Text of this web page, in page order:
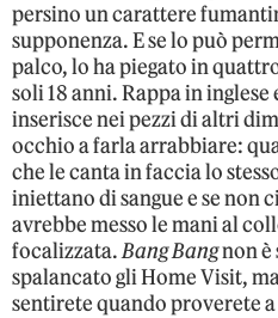
persino un carattere
supponenza. E se lo può
palco, lo ha piegato in
soli 18 anni. Rappa in
inserisce nei pezzi di altri
occhio a farla arrabbiare:
che le canta in faccia lo
iniettano di sangue e se non
avrebbe messo le mani al
focalizzata.Bang Bangnon è
spalancato gli Home Visit,
sentirete quando proverete